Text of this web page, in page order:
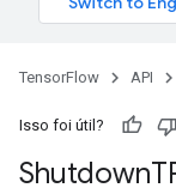
TensorFlow API
Isso foi útil?
Shutdown